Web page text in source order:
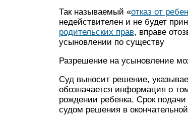
Так называемый «отказ от
недействителен и не будет
родительских прав, вправе
усыновлении по существу
Разрешение на усыновление
Суд выносит решение,
обозначается информация о
рождении ребенка. Срок
судом решения в